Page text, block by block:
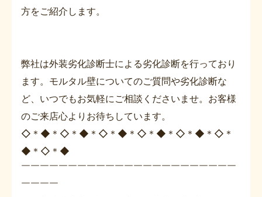
方をご紹介します。
弊社は外装劣化診断士による劣化診断を行っており
ます。モルタル壁についてのご質問や劣化診断な
ど、いつでもお気軽にご相談くださいませ。お客様
のご来店心よりお待ちしています。
◇＊◆＊◇＊◆＊◇＊◆＊◇＊◆＊◇＊◆＊◇＊
◆＊◇＊◆
￣￣￣￣￣￣￣￣￣￣￣￣￣￣￣￣￣￣￣￣￣￣￣
￣￣￣￣